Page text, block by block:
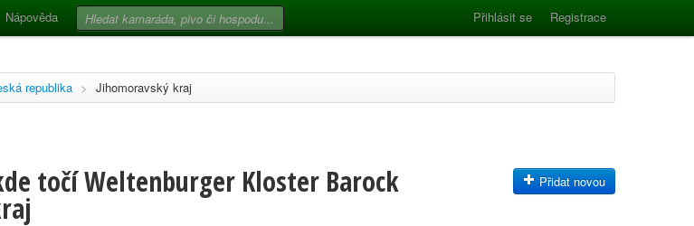
Nápověda Přihlásit se Registrace
republika > Jihomoravský kraj
točí Weltenburger Kloster Barock Přidat novou